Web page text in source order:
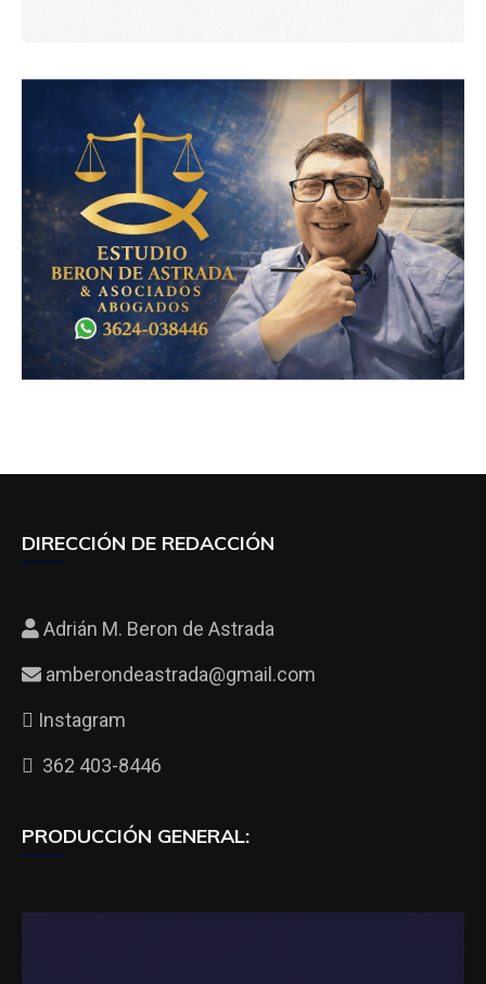
DIRECCIÓN DE REDACCIÓN
Adrián M. Beron de Astrada
amberondeastrada@gmail.com
Instagram
362 403-8446
PRODUCCIÓN GENERAL: